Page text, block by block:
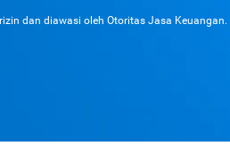
dan diawasi oleh Otoritas Jasa Keuangan.